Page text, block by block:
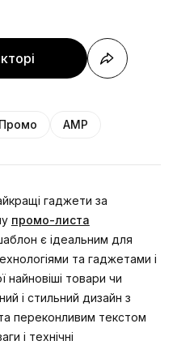
Промо AMP
гаджети за
промо-листа
є ідеальним для
та гаджетами і
товари чи
і стильний дизайн з
переконливим текстом
і технічні